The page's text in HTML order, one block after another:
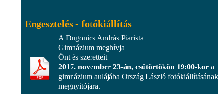
Engesztelés - fotókiállítás
A Dugonics András Piarista
Gimnázium meghívja
Önt és szeretteit
2017. november 23-án, csütörtökön 19:00-kor a
gimnázium aulájába Ország László fotókiállításának
megnyitójára.